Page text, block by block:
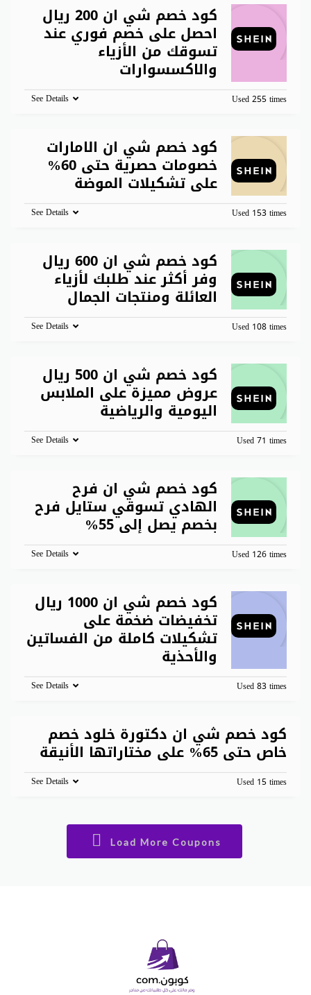
كود خصم شي ان 200 ريال
احصل على خصم فوري عند
تسوقك من الأزياء
والاكسسوارات
Used 255 times
See Details
كود خصم شي ان الامارات
خصومات حصرية حتى 60%
على تشكيلات الموضة
Used 153 times
See Details
كود خصم شي ان 600 ريال
وفر أكثر عند طلبك لأزياء
العائلة ومنتجات الجمال
Used 108 times
See Details
كود خصم شي ان 500 ريال
عروض مميزة على الملابس
اليومية والرياضية
Used 71 times
See Details
كود خصم شي ان فرح
الهادي تسوقي ستايل فرح
بخصم يصل إلى 55%
Used 126 times
See Details
كود خصم شي ان 1000 ريال
تخفيضات ضخمة على
تشكيلات كاملة من الفساتين
والأحذية
Used 83 times
See Details
كود خصم شي ان دكتورة خلود خصم
خاص حتى 65% على مختاراتها الأنيقة
Used 15 times
See Details
Load More Coupons